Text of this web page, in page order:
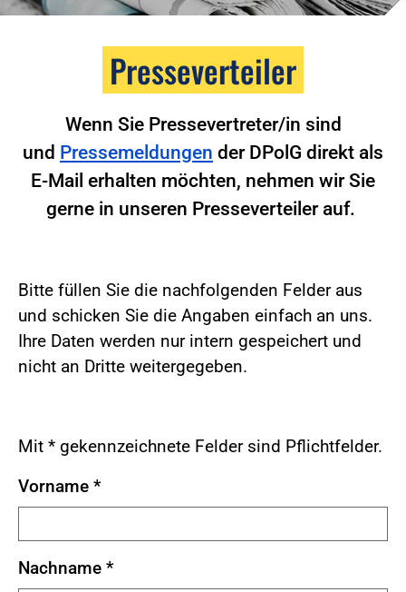
Presseverteiler
Wenn Sie Pressevertreter/in sind
und Pressemeldungen der DPolG direkt als
E-Mail erhalten möchten, nehmen wir Sie
gerne in unseren Presseverteiler auf.
Bitte füllen Sie die nachfolgenden Felder aus
und schicken Sie die Angaben einfach an uns.
Ihre Daten werden nur intern gespeichert und
nicht an Dritte weitergegeben.
Mit * gekennzeichnete Felder sind Pflichtfelder.
Vorname *
Nachname *